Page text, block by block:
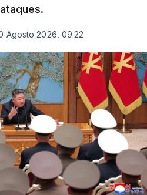
Agosto 2026, 09:22